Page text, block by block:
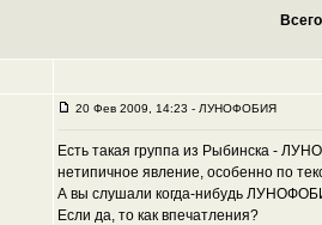
20 Фев 2009, 14:23 - ЛУНОФОБИЯ
Есть такая группа из Рыбинска -
нетипичное явление, особенно по
А вы слушали когда-нибудь
Если да, то как впечатления?